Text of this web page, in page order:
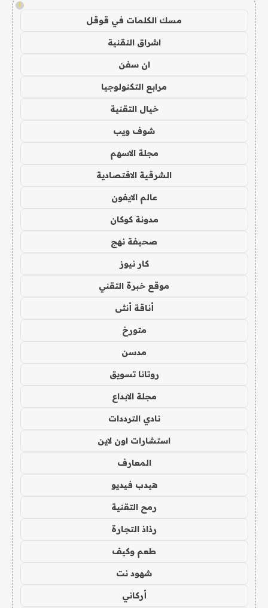
!
مسك الكلمات في قوقل
اشراق التقنية
ان سفن
مرابع التكنولوجيا
خيال التقنية
شوف ويب
مجلة الاسهم
الشرقية الاقتصادية
عالم الايفون
مدونة كوكان
صحيفة نهج
كار نيوز
موقع خبرة التقني
أناقة أنثى
متورخ
مدسن
روتانا تسويق
مجلة الابداع
نادي الترددات
استشارات اون لاين
المعارف
هيدب فيديو
رمح التقنية
رذاذ التجارة
طعم وكيف
شهود نت
أركاني